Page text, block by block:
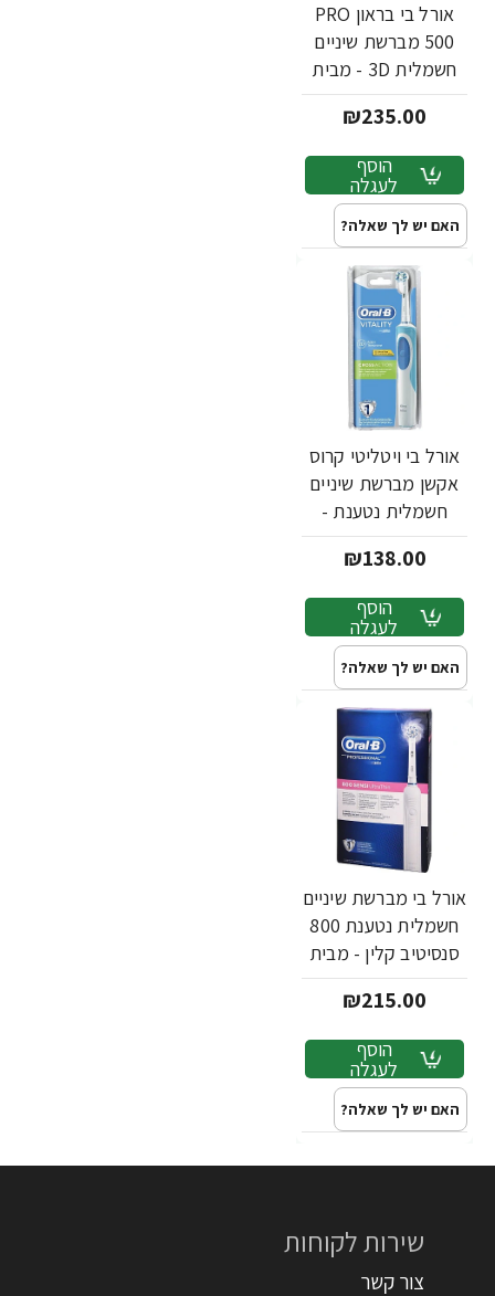
אורל בי בראון PRO
500 מברשת שיניים
חשמלית 3D - מבית
Oral B
₪235.00
הוסף
לעגלה
האם יש לך שאלה?
אורל בי ויטליטי קרוס
אקשן מברשת שיניים
חשמלית נטענת -
מבית Oral B
₪138.00
הוסף
לעגלה
האם יש לך שאלה?
אורל בי מברשת שיניים
חשמלית נטענת 800
סנסיטיב קלין - מבית
Oral B
₪215.00
הוסף
לעגלה
האם יש לך שאלה?
שירות לקוחות
צור קשר